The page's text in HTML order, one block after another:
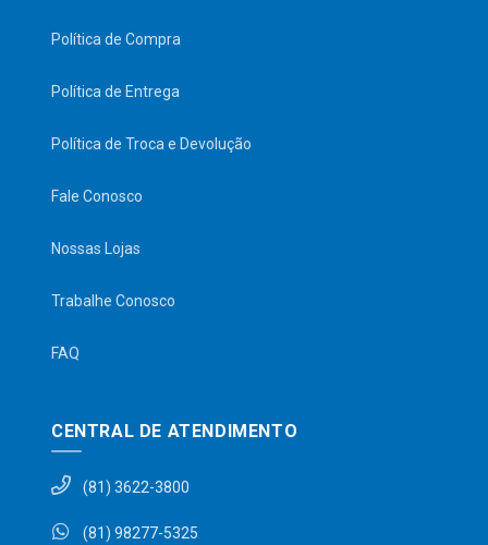
Política de Compra
Política de Entrega
Política de Troca e Devolução
Fale Conosco
Nossas Lojas
Trabalhe Conosco
FAQ
CENTRAL DE ATENDIMENTO
(81) 3622-3800
(81) 98277-5325